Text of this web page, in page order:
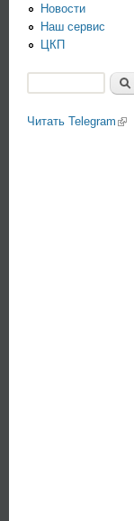
Новости
Наш сервис
ЦКП
Читать Telegram